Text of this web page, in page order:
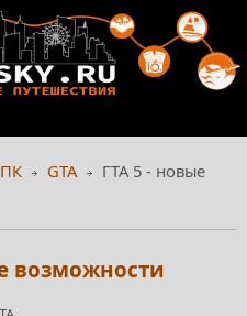
GTA
ГТА 5 - новые
возможности